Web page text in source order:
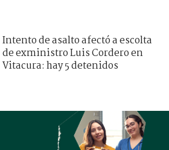
Intento de asalto afectó a escolta
de exministro Luis Cordero en
Vitacura: hay 5 detenidos